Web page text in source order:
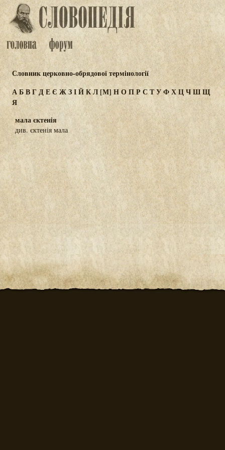
Словник церковно-обрядової термінології
АБВГДЕЄ ЖЗІЙКЛ[М] НОПРСТУФХЦЧШЩ
Я
мала єктенія
див. єктенія мала